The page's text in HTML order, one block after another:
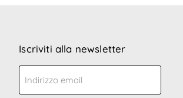
Iscriviti alla newsletter
Indirizzo email